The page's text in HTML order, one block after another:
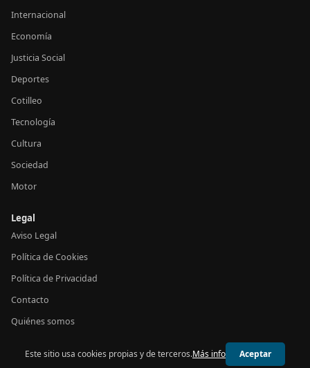
Internacional
Economía
Justicia Social
Deportes
Cotilleo
Tecnología
Cultura
Sociedad
Motor
Legal
Aviso Legal
Política de Cookies
Política de Privacidad
Contacto
Quiénes somos
© 2026 24h España
Este sitio usa cookies propias y de terceros.Más info Aceptar